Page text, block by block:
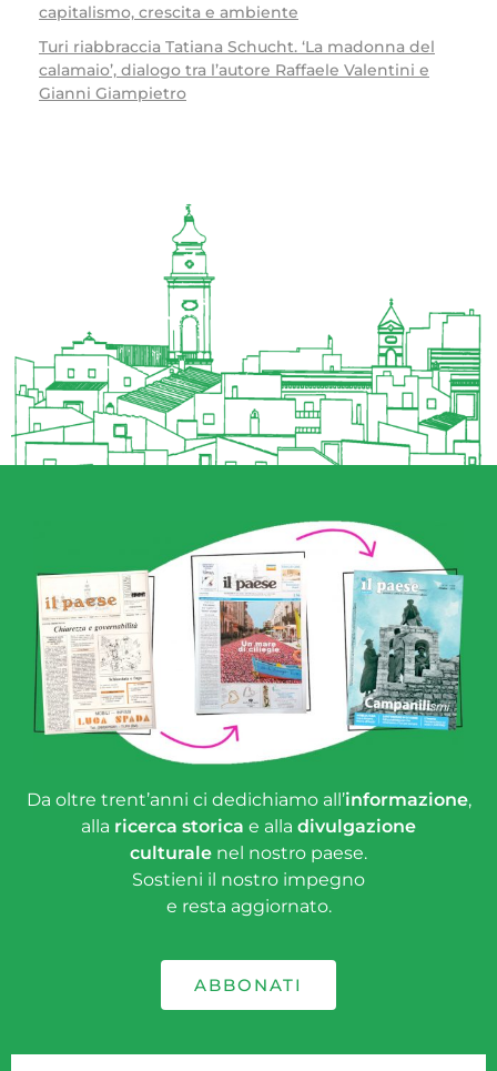
capitalismo, crescita e ambiente
Turi riabbraccia Tatiana Schucht. ‘La madonna del
calamaio’, dialogo tra l’autore Raffaele Valentini e
Gianni Giampietro
Da oltre trent’anni ci dedichiamo all’informazione,
alla ricerca storica e alla divulgazione
culturale nel nostro paese.
Sostieni il nostro impegno
e resta aggiornato.
ABBONATI